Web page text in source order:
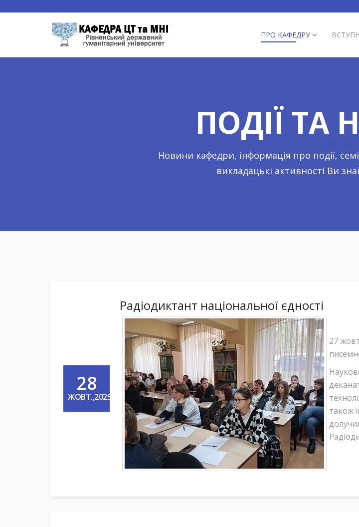
ПРО КАФЕДРУ
ПОДІЇ ТА
Новини кафедри, інформація про події,
викладацькі активності Ви
28
ЖОВТ.,2025
Радіодиктант національної єдності
27
також